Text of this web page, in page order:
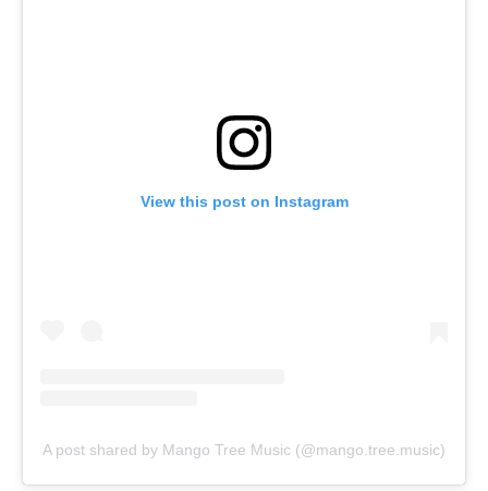
View this post on Instagram
A post shared by Mango Tree Music (@mango.tree.music)